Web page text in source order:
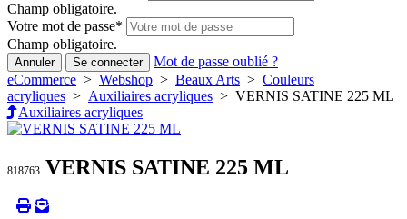
Champ obligatoire.
Votre mot de passe*
Champ obligatoire.
Annuler Se connecter
Mot de passe oublié ?
eCommerce > Webshop > Beaux Arts > Couleurs
acryliques > Auxiliaires acryliques > VERNIS SATINE 225 ML
Auxiliaires acryliques
818763 VERNIS SATINE 225 ML